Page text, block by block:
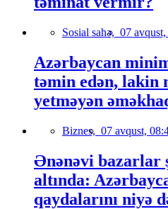
Sosial sahə, 07
Azərbaycan
təmin edən, lakin
yetməyən
Biznes, 07 avqust,
Ənənəvi bazarlar
altında:
qaydalarını niyə